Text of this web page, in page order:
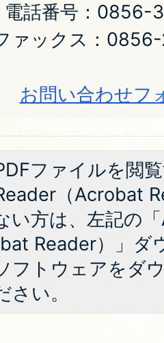
電話番号：0856-
ァックス：
お問い合わせフ
ファイルを閲
（Acrobat
い方は、左記の
Reader）」ダ
フトウェアをダ
さい。